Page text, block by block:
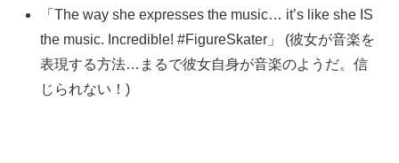
「The way she expresses the music… it’s like she IS
the music. Incredible! #FigureSkater」 (彼女が音楽を
表現する方法…まるで彼女自身が音楽のようだ。信
じられない！)